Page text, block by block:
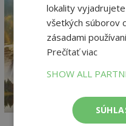
14,90
14,16
lokality
všetkých súborov
zásadami
Prečítať viac
SHOW ALL